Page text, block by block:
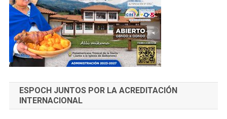
ESPOCH JUNTOS POR LA ACREDITACIÓN
INTERNACIONAL